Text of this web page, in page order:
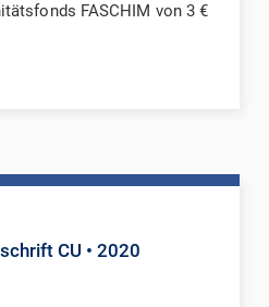
FASCHIM von 3 €
CU • 2020